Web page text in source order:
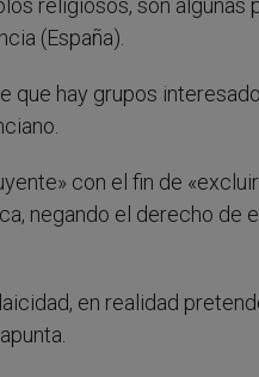
religiosos, son algunas
(España).
que hay grupos
con el fin de
negando el derecho de
en realidad